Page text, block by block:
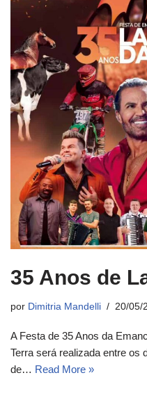
35 Anos de
por Dimitria Mandelli 20/05/
A Festa de 35 Anos da
Terra será realizada entre os
de… Read More »